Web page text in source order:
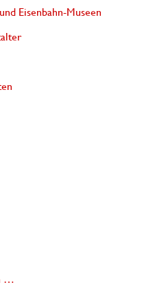
Eisenbahn-Museen
…